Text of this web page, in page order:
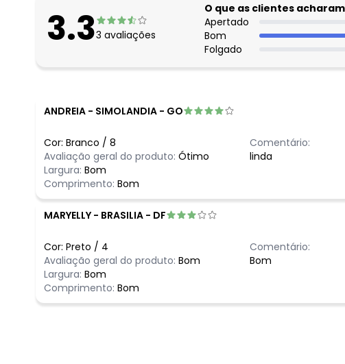
maio/2026
abril/2026
fevereiro/2026
3.33 avaliações
O que as clientes
Apertado
Bom
Folgado
ANDREIA - SIMOLANDIA - GO
Cor: Branco / 8
Avaliação geral do produto: Ótimo
Largura: Bom
Comprimento: Bom
Comentário:
linda
MARYELLY - BRASILIA - DF
Cor: Preto / 4
Avaliação geral do produto: Bom
Largura: Bom
Comprimento: Bom
Comentário:
Bom